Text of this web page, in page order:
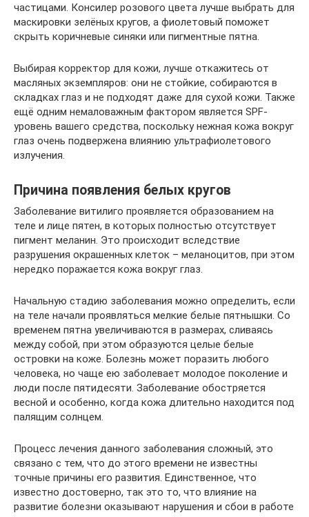
частицами. Консилер розового цвета лучше выбрать для
маскировки зелёных кругов, а фиолетовый поможет
скрыть коричневые синяки или пигментные пятна.
Выбирая корректор для кожи, лучше откажитесь от
масляных экземпляров: они не стойкие, собираются в
складках глаз и не подходят даже для сухой кожи. Также
ещё одним немаловажным фактором является SPF-
уровень вашего средства, поскольку нежная кожа вокруг
глаз очень подвержена влиянию ультрафиолетового
излучения.
Причина появления белых кругов
Заболевание витилиго проявляется образованием на
теле и лице пятен, в которых полностью отсутствует
пигмент меланин. Это происходит вследствие
разрушения окрашенных клеток – меланоцитов, при этом
нередко поражается кожа вокруг глаз.
Начальную стадию заболевания можно определить, если
на теле начали проявляться мелкие белые пятнышки. Со
временем пятна увеличиваются в размерах, сливаясь
между собой, при этом образуются целые белые
островки на коже. Болезнь может поразить любого
человека, но чаще ею заболевает молодое поколение и
люди после пятидесяти. Заболевание обостряется
весной и особенно, когда кожа длительно находится под
палящим солнцем.
Процесс лечения данного заболевания сложный, это
связано с тем, что до этого времени не известны
точные причины его развития. Единственное, что
известно достоверно, так это то, что влияние на
развитие болезни оказывают нарушения и сбои в работе